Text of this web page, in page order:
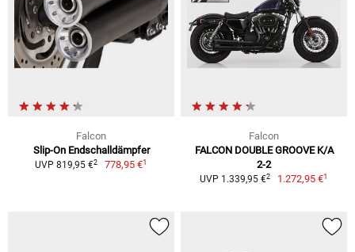
Falcon
Slip-On Endschalldämpfer
UVP 819,95 €2 778,95 €1
Falcon
FALCON DOUBLE GROOVE K/A
2-2
UVP 1.339,95 €2 1.272,95 €1